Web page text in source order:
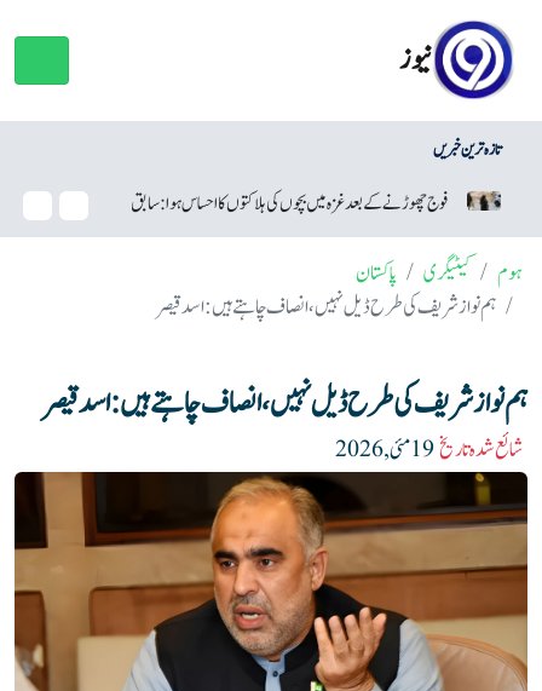
نیوز
تازہ ترین خبریں
فوج چھوڑنے کے بعد غزہ میں بچوں کی ہلاکتوں کا احساس ہوا: سابق اسرائیلی فوجی
ہوم کیٹیگری
پاکستان
ہم نواز شریف کی طرح ڈیل نہیں، انصاف چاہتے ہیں: اسد قیصر
ہم نواز شریف کی طرح ڈیل نہیں، انصاف چاہتے ہیں: اسد قیصر
شائع شدہ تاریخ